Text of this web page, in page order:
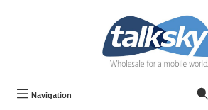
Navigation